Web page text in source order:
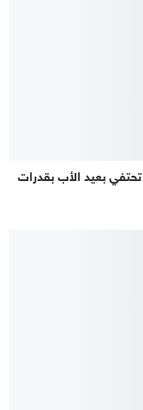
وُلدت من أجل العائلة وتتحرك بشغف – TIGGO9 تحتفي بعيد الأب بقدرات